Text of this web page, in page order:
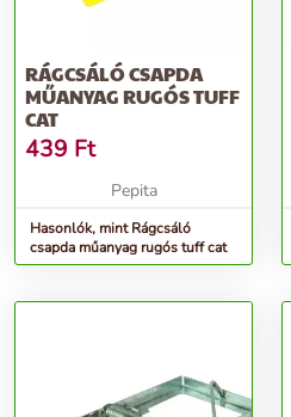
RÁGCSÁLÓ CSAPDA
MŰANYAG RUGÓS TUFF
CAT
439 Ft
Pepita
Hasonlók, mint Rágcsáló
csapda műanyag rugós tuff cat